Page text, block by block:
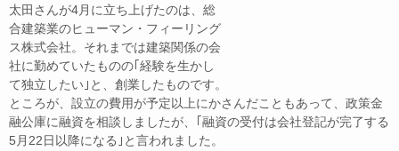
太田さんが4月に立ち上げたのは、総
合建築業のヒューマン・フィーリング
ス株式会社。それまでは建築関係の会
社に勤めていたものの｢経験を生かし
て独立したい｣と、創業したものです。
ところが、設立の費用が予定以上にかさんだこともあって、政策金
融公庫に融資を相談しましたが、｢融資の受付は会社登記が完了する
5月22日以降になる｣と言われました。